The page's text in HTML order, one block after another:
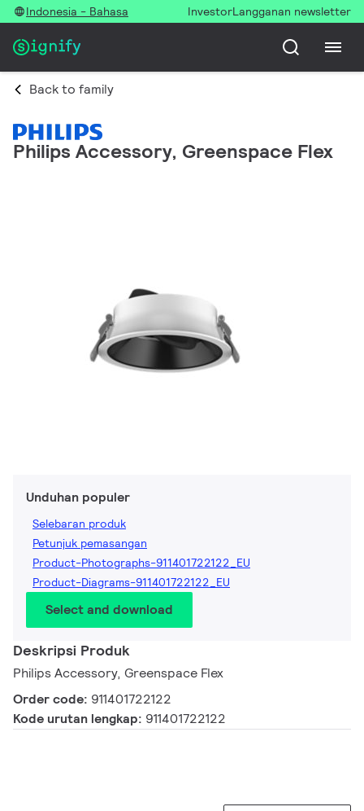
Indonesia - Bahasa InvestorLangganan newsletter
Back to family
Philips Accessory, Greenspace Flex
Unduhan populer
Selebaran produk
Petunjuk pemasangan
Product-Photographs-911401722122_EU
Product-Diagrams-911401722122_EU
Select and download
Deskripsi Produk
Philips Accessory, Greenspace Flex
Order code: 911401722122
Kode urutan lengkap: 911401722122